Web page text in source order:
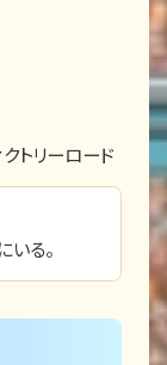
トリーロード
る。